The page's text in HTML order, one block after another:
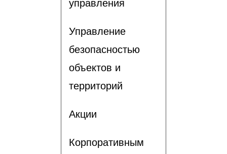
управления
Управление
безопасностью
объектов и
территорий
Акции
Корпоративным